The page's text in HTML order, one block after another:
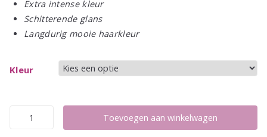
Extra intense kleur
Schitterende glans
Langdurig mooie haarkleur
Kleur
Schwarzkopf
Toevoegen aan winkelwagen